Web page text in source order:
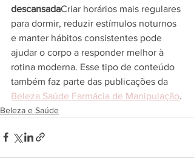
descansadaCriar horários mais regulares
para dormir, reduzir estímulos noturnos
e manter hábitos consistentes pode
ajudar o corpo a responder melhor à
rotina moderna. Esse tipo de conteúdo
também faz parte das publicações da
Beleza Saúde Farmácia de Manipulação.
Beleza e Saúde